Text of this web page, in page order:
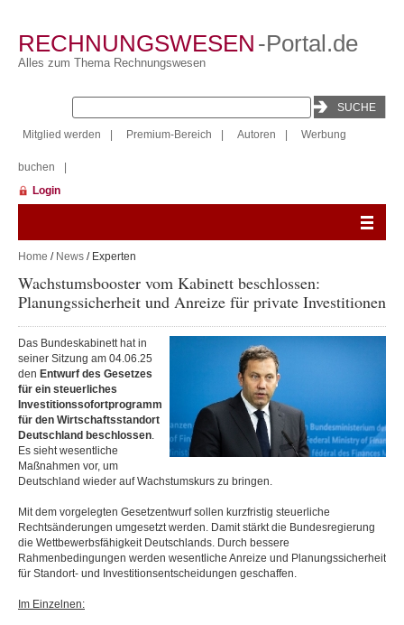
RECHNUNGSWESEN -Portal.de
Alles zum Thema Rechnungswesen
Mitglied werden Premium-Bereich Autoren Werbung
buchen
Login
Home / News / Experten
Wachstumsbooster vom Kabinett beschlossen:
Planungssicherheit und Anreize für private Investitionen
Das Bundeskabinett hat in
seiner Sitzung am 04.06.25
den Entwurf des Gesetzes
für ein steuerliches
Investitionssofortprogramm
für den Wirtschaftsstandort
Deutschland beschlossen.
Es sieht wesentliche
Maßnahmen vor, um
Deutschland wieder auf Wachstumskurs zu bringen.
Mit dem vorgelegten Gesetzentwurf sollen kurzfristig steuerliche
Rechtsänderungen umgesetzt werden. Damit stärkt die Bundesregierung
die Wettbewerbsfähigkeit Deutschlands. Durch bessere
Rahmenbedingungen werden wesentliche Anreize und Planungssicherheit
für Standort- und Investitionsentscheidungen geschaffen.
Im Einzelnen: